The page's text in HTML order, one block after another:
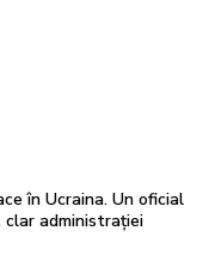
în Ucraina. Un oficial
administrației